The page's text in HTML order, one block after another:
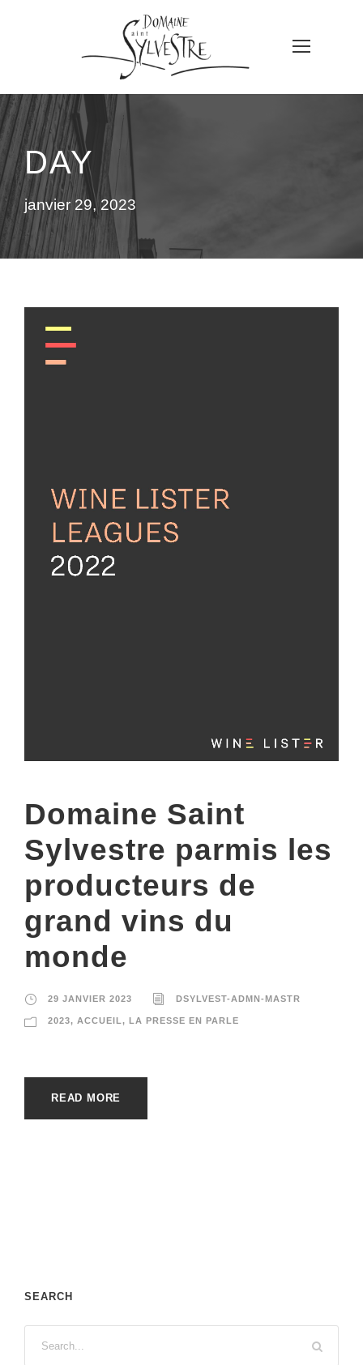
DAY
janvier 29, 2023
Domaine Saint
Sylvestre parmis les
producteurs de
grand vins du
monde
29 JANVIER 2023 DSYLVEST-ADMN-MASTR
2023, ACCUEIL , LA PRESSE EN PARLE
READ MORE
SEARCH